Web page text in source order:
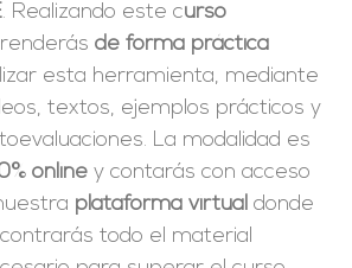
. Realizando este curso
de forma práctica
esta herramienta, mediante
textos, ejemplos prácticos y
La modalidad es
online y contarás con acceso
plataforma virtual donde
todo el material